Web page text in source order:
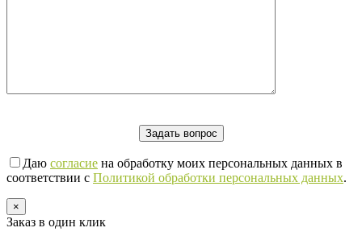
Даю согласие на обработку моих персональных данных в
соответствии с Политикой обработки персональных данных.
×
Заказ в один клик